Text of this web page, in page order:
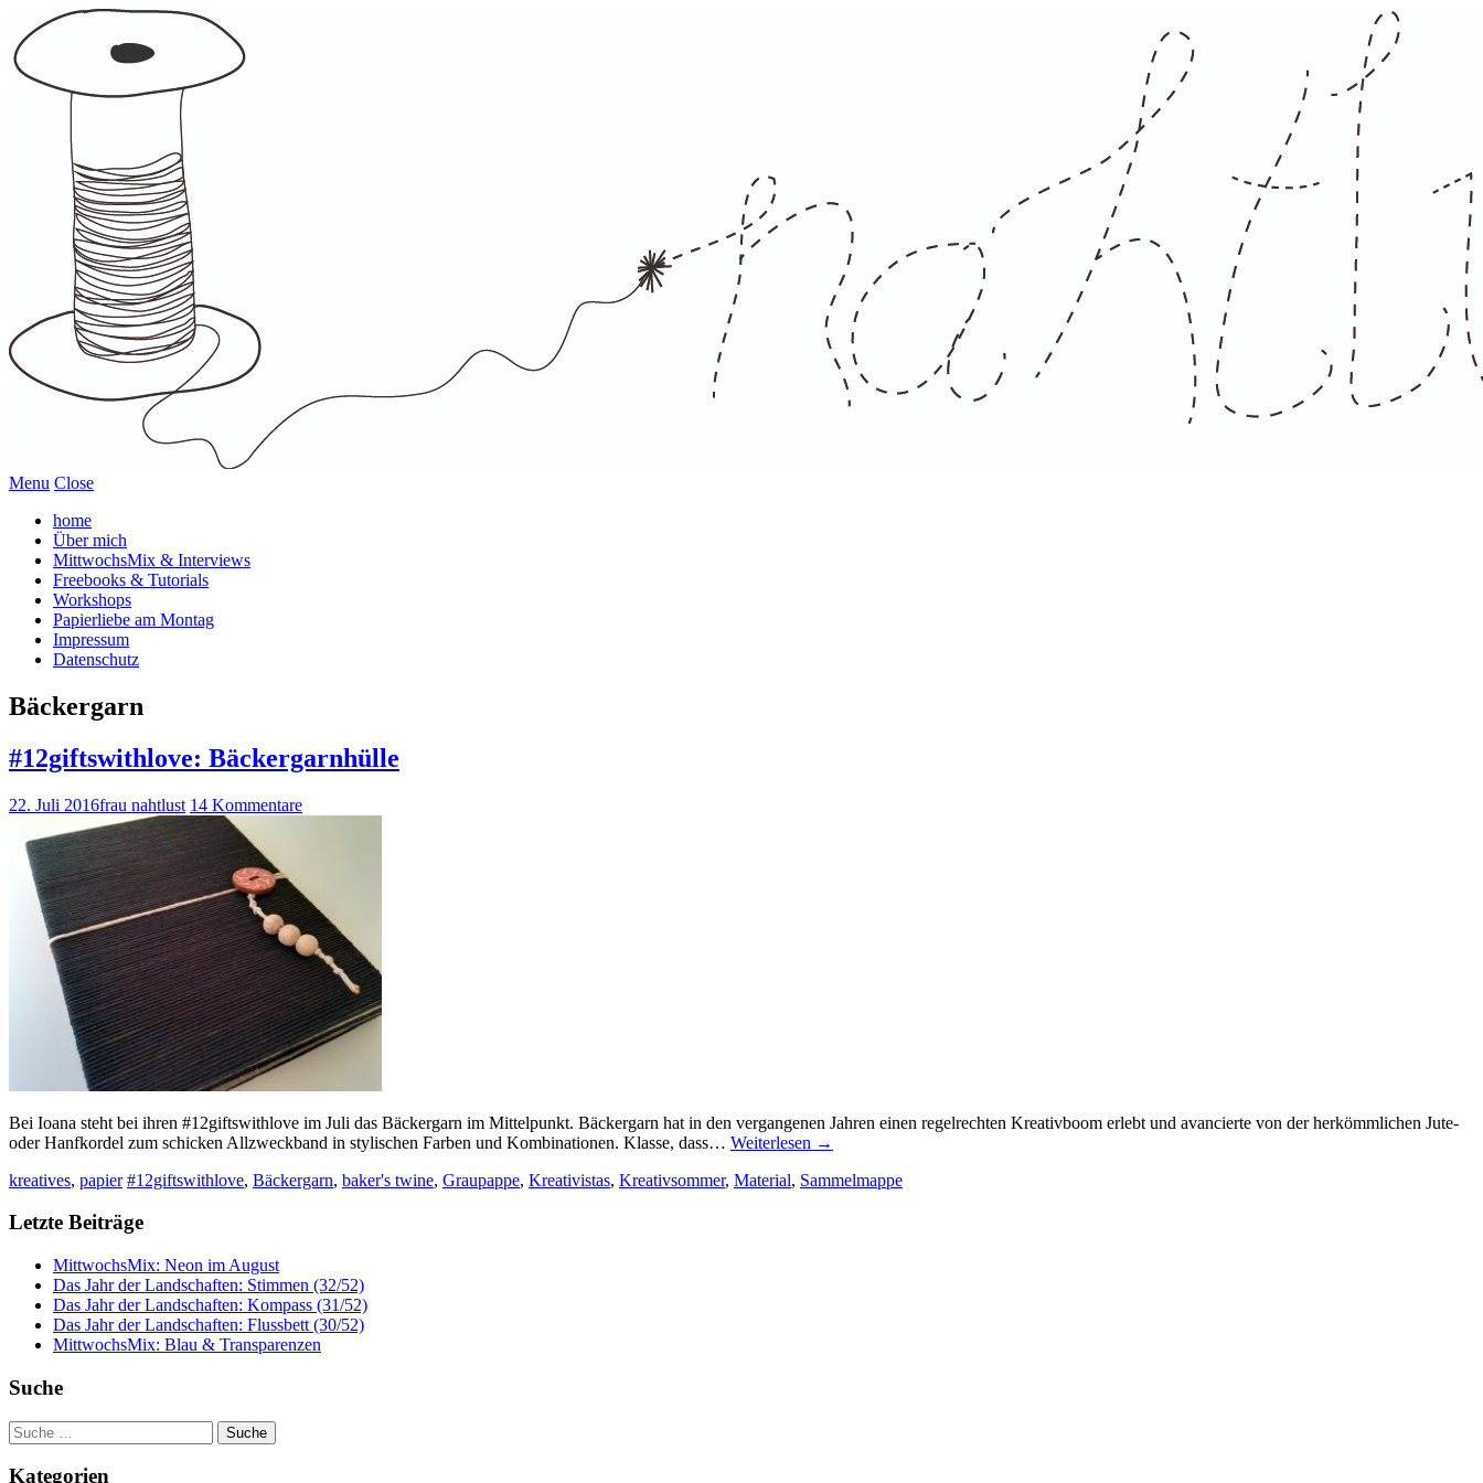
Menu Close
home
Über mich
MittwochsMix & Interviews
Freebooks & Tutorials
Workshops
Papierliebe am Montag
Impressum
Datenschutz
Bäckergarn
#12giftswithlove: Bäckergarnhülle
22. Juli 2016frau nahtlust 14 Kommentare
Bei Ioana steht bei ihren #12giftswithlove im Juli das Bäckergarn im Mittelpunkt. Bäckergarn hat in den vergangenen Jahren einen regelrechten Kreativboom erlebt und avancierte von der herkömmlichen Jute-
oder Hanfkordel zum schicken Allzweckband in stylischen Farben und Kombinationen. Klasse, dass… Weiterlesen →
kreatives, papier #12giftswithlove, Bäckergarn, baker's twine, Graupappe, Kreativistas, Kreativsommer, Material, Sammelmappe
Letzte Beiträge
MittwochsMix: Neon im August
Das Jahr der Landschaften: Stimmen (32/52)
Das Jahr der Landschaften: Kompass (31/52)
Das Jahr der Landschaften: Flussbett (30/52)
MittwochsMix: Blau & Transparenzen
Suche
Suche
nach:
Kategorien